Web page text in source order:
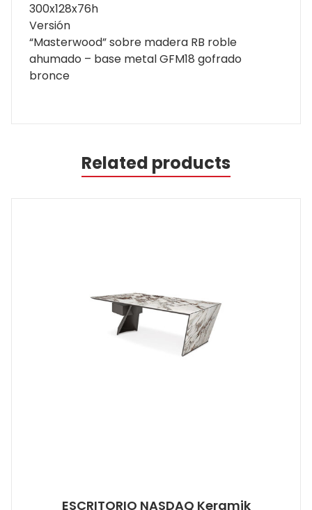
300x128x76h
Versión
“Masterwood” sobre madera RB roble
ahumado – base metal GFM18 gofrado
bronce
Related products
ESCRITORIO NASDAQ Keramik